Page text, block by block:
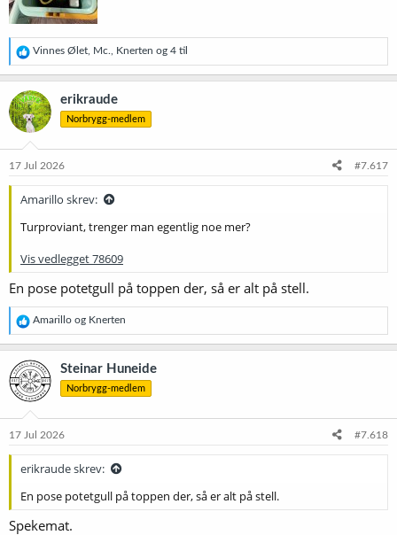
R
e
a
k
s
j
o
e
Vinnes Ølet Mc. Knerten og 4 til
erikraude
Norbrygg-medlem
17 Jul 2026 #7.617
Amarillo skrev:
Turproviant, trenger man egentlig noe mer?
Vis vedlegget 78609
En pose potetgull på toppen der, så er alt på stell.
R
e
a
k
s
j
o
e
Amarillo og Knerten
Steinar Huneide
Norbrygg-medlem
17 Jul 2026 #7.618
erikraude skrev:
En pose potetgull på toppen der, så er alt på stell.
Spekemat.